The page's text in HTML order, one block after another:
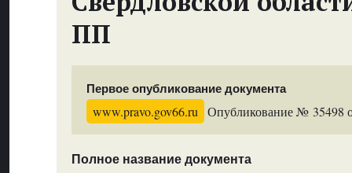
ПП
Первое опубликование документа
www.pravo.gov66.ru Опубликование № 35498
Полное название документа